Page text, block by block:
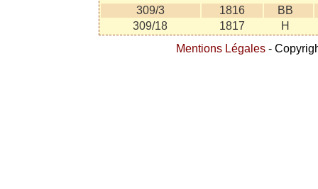
309/3
1816
BB
309/18
1817
H
Mentions Légales -